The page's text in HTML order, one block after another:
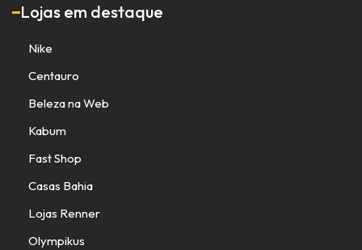
Lojas em destaque
Nike
Centauro
Beleza na Web
Kabum
Fast Shop
Casas Bahia
Lojas Renner
Olympikus